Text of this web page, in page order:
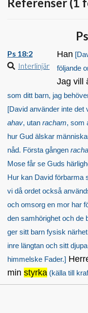
Ps 18:2
Interlinjär
Han
följande
Jag vill
som ditt barn, jag
[David använder inte det
ahav, utan racham, som
hur Gud älskar
nåd. Första gången
Mose får se Guds
Hur kan David förbarma
vi då ordet också
och omsorg en mor har
den samhörighet och de
ger sitt barn fysisk
inre längtan och sitt
himmelske Fader.]
min styrka (källa till